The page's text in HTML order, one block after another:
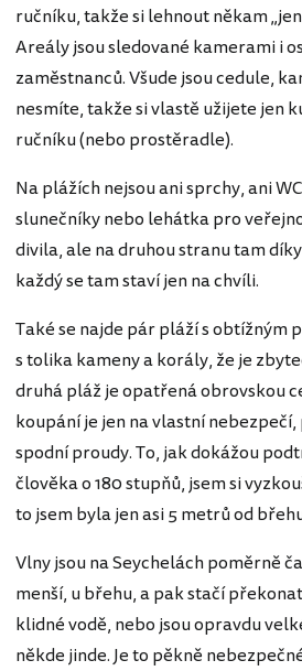
ručníku, takže si lehnout někam
Areály jsou sledované kamerami i
zaměstnanců. Všude jsou cedule,
nesmíte, takže si vlastě užijete jen
ručníku (nebo prostěradle).
Na plážích nejsou ani sprchy, ani
slunečníky nebo lehátka pro
divila, ale na druhou stranu tam
každý se tam staví jen na chvíli.
Také se najde pár pláží s obtížným
s tolika kameny a korály, že je
druhá pláž je opatřená obrovskou
koupání je jen na vlastní
spodní proudy. To, jak dokážou
člověka o 180 stupňů, jsem si
to jsem byla jen asi 5 metrů od
Vlny jsou na Seychelách poměrně
menší, u břehu, a pak stačí
klidné vodě, nebo jsou opravdu
někde jinde. Je to pěkně